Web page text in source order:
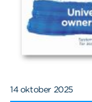
14 oktober 2025